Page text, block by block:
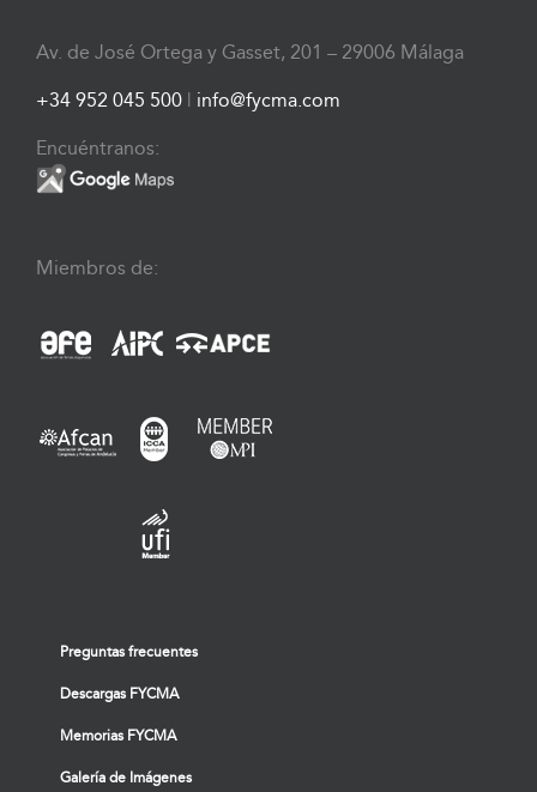
Av. de José Ortega y Gasset, 201 – 29006 Málaga
+34 952 045 500 info@fycma.com
Encuéntranos:
Miembros de:
Preguntas frecuentes
Descargas FYCMA
Memorias FYCMA
Galería de Imágenes